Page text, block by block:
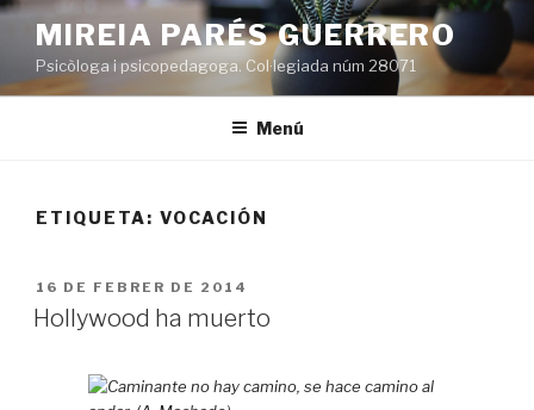
Vés
contingut
MIREIA PARÉS GUERRERO
Psicòloga i psicopedagoga. Col·legiada núm 28071
Menú
ETIQUETA: VOCACIÓN
PUBLICAT
A
16 DE FEBRER DE 2014
Hollywood ha muerto